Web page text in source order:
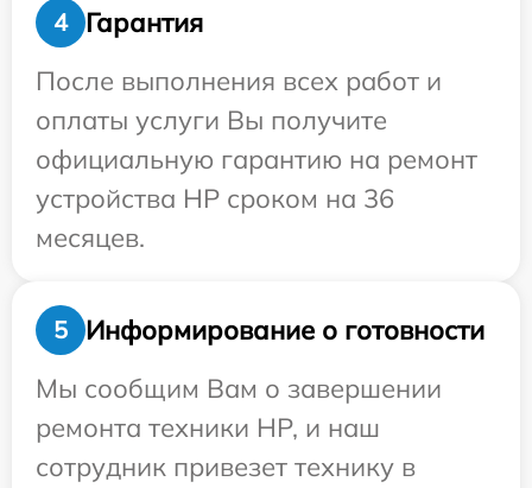
4
Гарантия
После выполнения всех работ и
оплаты услуги Вы получите
официальную гарантию на ремонт
устройства HP сроком на 36
месяцев.
5
Информирование о готовности
Мы сообщим Вам о завершении
ремонта техники HP, и наш
сотрудник привезет технику в